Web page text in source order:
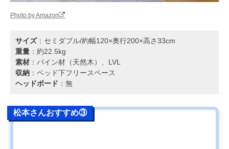
Photo by Amazon
サイズ：セミダブル/約幅120×奥行200×高さ33cm
重量 ：約22.5kg
素材 ：パイン材（天然木）、LVL
収納 ：ベッド下フリースペース
ヘッドボード ：無
松本さんおすすめ③